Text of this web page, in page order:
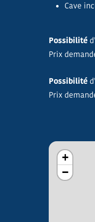
Cave
Possibilité
Prix
Possibilité
Prix
+
−